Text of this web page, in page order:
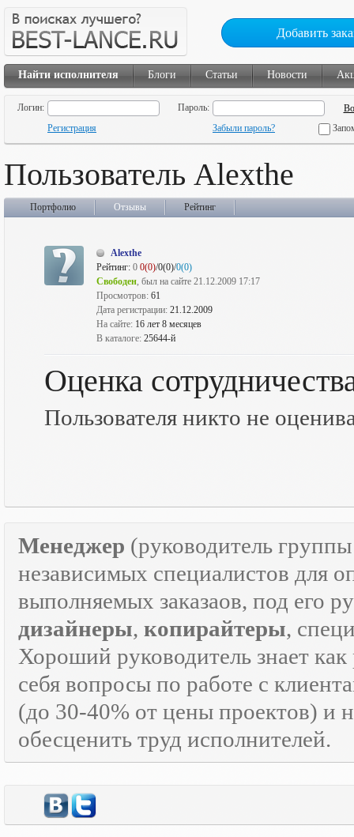
Добавить
Найти исполнителя Блоги Статьи Новости
Логин:
Пароль:
Регистрация
Забыли пароль?
Пользователь Alexthe
Портфолио Отзывы Рейтинг
Alexthe
Рейтинг: 0 0(0)/0(0)/0(0)
Свободен, был на сайте 21.12.2009 17:17
Просмотров: 61
Дата регистрации: 21.12.2009
На сайте: 16 лет 8 месяцев
В каталоге: 25644-й
Оценка
Пользователя никто не
Менеджер (руководитель
независимых специалистов для
выполняемых заказаов, под его
дизайнеры, копирайтеры,
Хороший руководитель знает
себя вопросы по работе с
(до 30-40% от цены проектов) и
обесценить труд исполнителей.